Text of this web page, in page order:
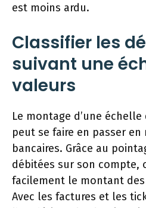
est moins ardu.
Classifier les
suivant une
valeurs
Le montage d’une
peut se faire en passer en
bancaires. Grâce au
débitées sur son compte,
facilement le montant
Avec les factures et les